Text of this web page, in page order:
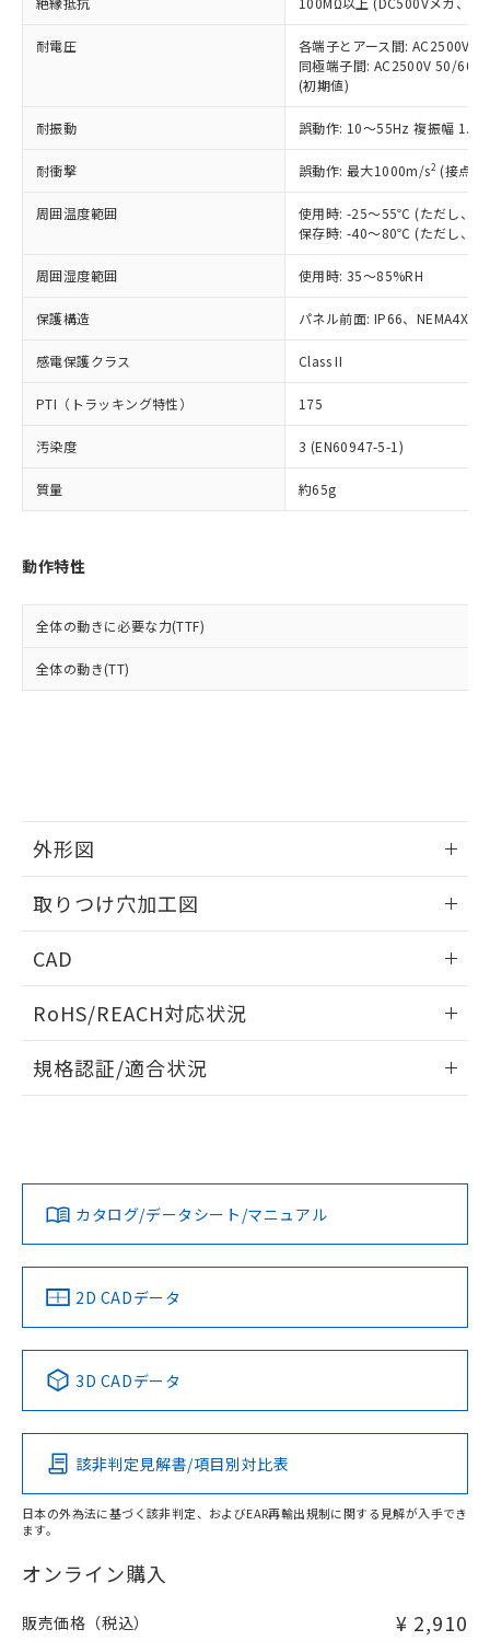
耐電圧
各端子とアース間: AC2500V
同極端子間: AC2500V 50/
(初期値)
耐振動 誤動作: 10～55Hz 複振幅
耐衝撃 誤動作: 最大1000m/s2 (接点
周囲温度範囲
使用時: -25～55℃ (ただし、氷
保存時: -40～80℃ (ただし、氷
周囲湿度範囲 使用時: 35～85%RH
保護構造 パネル前面: IP66、NEMA4X,
感電保護クラス Class II
PTI（トラッキング特性） 175
汚染度 3 (EN60947-5-1)
質量 約65g
動作特性
全体の動きに必要な力(TTF)
全体の動き(TT)
外形図
取りつけ穴加工図
CAD
ドすることができます。
ログイン/会員登録
ダウンロードデータをご利用いただく前に、以下を必ずお読
みください。
ソフトウェアの使用条件
RoHS/REACH対応状況
EU RoHS 注意事項・凡例
対応済み
中国 RoHS 注意事項・凡例
Pb Hg Cd Cr(VI)
O
在庫等で未対応品が混在する可能性があります。
問い合わせください。
規格認証/適合状況
LR型式承認
（イギリス
船舶規格）
DNV型式承認
（ノルウェー
BV型式承認
（フランス
KR型式
（韓国
No No No No
この製品の規格認証/適合状況ページへ
その他の認証はこちらのページからご検索ください
カタログ/データシート/マニュアル
2D CADデータ
3D CADデータ
該非判定見解書/項目別対比表
日本の外為法に基づく該非判定、およびEAR再輸出規制に関する見解が入手でき
ます。
オンライン購入
販売価格（税込） ¥ 2,910
ことをご了承ください。
在庫状況および標準価格照会結果は、
記載している更新日時点での社内デー
タに基づき作成されるものであり、閲
覧された時点での実際の在庫および標
準価格とは異なる場合があることをご
正式な納期状況および標準価格はお客
様のお取引先、またはお客様担当のオ
ムロン制御機器販売店・当社販売員に
オムロン制御機器販売店や当社販売拠
販売ネットワーク
」をご確認
在庫状況および標準価格結果を当社の
事前の承諾なく第三者に漏洩または開
示しないようお願いします。
マイパーツ機能（部品リスト作成サー
メンバーズにご登録されている必要が
お客様が当ウェブサイト上で当社にご
をご了承ください。
※当社の共同利用者とは、
の共同利用に関して"
用者の範囲」に記載されている法人を
いたものが、含有品と判明した場合などや
むを得ず変更することがあります。
鉛(Pb) 1000ppm以下、 水銀(Hg) 1000ppm以下、 カド
六価クロム(Cr(Ⅵ)) 1000ppm以下、ポリ臭化ビフェニル
ル) (DEHP)(別名：DOP) 1000ppm以下、フタル酸ブチ
ルベンジル（BBP） 1000ppm以下、フタル酸ジブチル
（DBP） 1000ppm以下、フタル酸ジイソブチル
(DIBP) 1000ppm以下
但し、RoHS指令で産業用監視および制御機器に対する
フタル酸エステル類の４物質については閾値を超える意
※2 対応予定月
部品在庫の切り替え状況などにより、予定
月が前後することがあります。
※3 非含有証明書ダウンロード
EU RoHS指令（10物質）の非含有証明書
※本証明書は発行日時点で非含有を証明す
欄に対応日を記載しておりました。
既に当社にて対応品への在庫切替を完了
していることから、特段のことがない限
す。
基準値を超えていることを示します。
「－」：未確認です。当社販売部門へお問
*中国RoHS10物質の基準値 (GB/T26572)：
Cr(Ⅵ)(六価クロム) : 1000ppm、 PBBs(ポリ臭化ビフェ
ニル類) : 1000ppm、 PBDEs(ポリ臭化ジフェニルエーテ
DBP(フタル酸ジブチル) : 1000ppm、 DIBP(フタル酸ジ
イソブチル) : 1000ppm、 BBP(フタル酸ブチルベンジ
DEHP(フタル酸ビス(2-エチルヘキシル)) : 1000ppm
※2 環境保護使用期限
「ｅ」：有害物質（10物質）のすべてが基
準値以下であることを示します。
「10」：通常の使用状況下において有害物
質が外部に漏えいし、環境に深刻な影響を
及ぼさない年数を意味します。
「－」：未確認です。当社販売部門へお問
当社は、これら貴社製品のうち、外国
為替および外国貿易法に定める商品
（以下｢規制貨物等」という）を輸出
または国外への提供する場合は、日本
国政府の輸出許可(または役務取引許
可)を取得するなどの必要な手続きを
当社は規制貨物を破棄する場合は、完
全に破砕するなど、違法に輸出されな
いよう必要な手段を講じます。
当社は貴社製品を、核兵器、ミサイ
ル、化学兵器、生物兵器またはその他
武器並びにこれらの製造装置等に一切
当社は、貴社製品を第三者に販売する
場合は、上記1、2および3の内容を当
該第三者に通知します。また当社は、
販売先および販売に係わる関係者が違
法に輸出するおそれがある場合は、取
り引きをいたしません。
一定数以上の在庫あり
△ 一定数には満たないが在庫あり
－
在庫なし(最新の在庫状況につ
いては、お客様のお取引先、ま
たはお客様担当のオムロン制御
機器販売店・当社販売員にご確
空
受注生産機種、また在庫状況の
情報を公開していない機種